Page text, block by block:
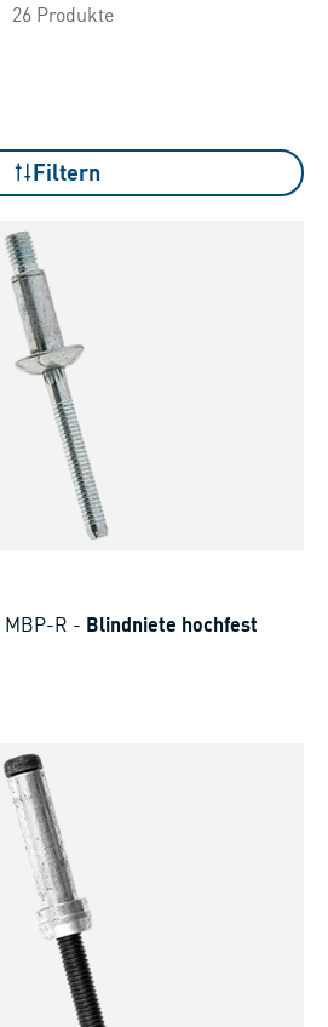
26 Produkte
Filtern
R - Blindniete hochfest